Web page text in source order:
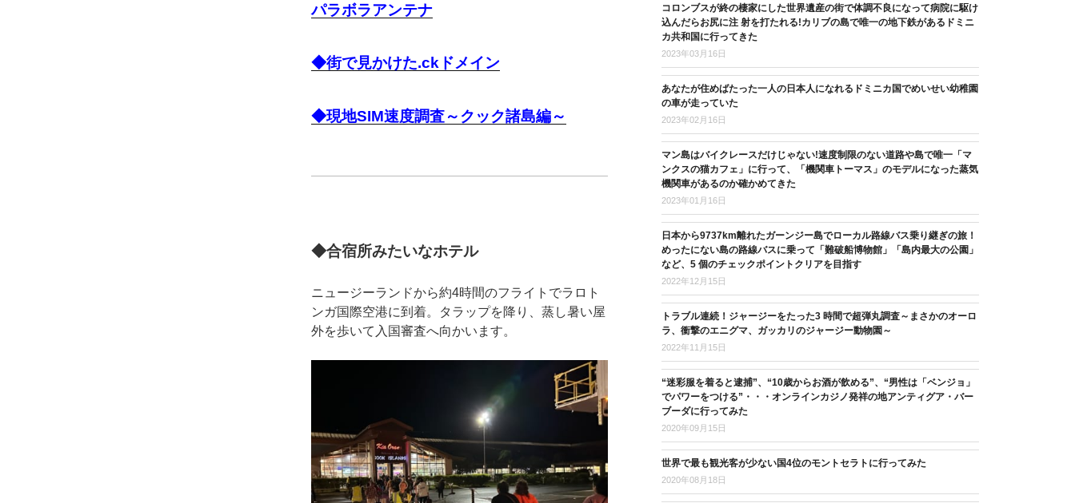
パラボラアンテナ
◆街で見かけた.ckドメイン
◆現地SIM速度調査～クック諸島編～
◆合宿所みたいなホテル
ニュージーランドから約4時間のフライトでラロト
ンガ国際空港に到着。タラップを降り、蒸し暑い屋
外を歩いて入国審査へ向かいます。
コロンブスが終の棲家にした世界遺産の街で体調不良になって病院に駆け
込んだらお尻に注 射を打たれる!カリブの島で唯一の地下鉄があるドミニ
カ共和国に行ってきた
2023年03月16日
あなたが住めばたった一人の日本人になれるドミニカ国でめいせい幼稚園
の車が走っていた
2023年02月16日
マン島はバイクレースだけじゃない!速度制限のない道路や島で唯一「マ
ンクスの猫カフェ」に行って、「機関車トーマス」のモデルになった蒸気
機関車があるのか確かめてきた
2023年01月16日
日本から9737km離れたガーンジー島でローカル路線バス乗り継ぎの旅！
めったにない島の路線バスに乗って「難破船博物館」「島内最大の公園」
など、5 個のチェックポイントクリアを目指す
2022年12月15日
トラブル連続！ジャージーをたった3 時間で超弾丸調査～まさかのオーロ
ラ、衝撃のエニグマ、ガッカリのジャージー動物園～
2022年11月15日
“迷彩服を着ると逮捕”、“10歳からお酒が飲める”、“男性は「ベンジョ」
でパワーをつける”・・・オンラインカジノ発祥の地アンティグア・バー
ブーダに行ってみた
2020年09月15日
世界で最も観光客が少ない国4位のモントセラトに行ってみた
2020年08月18日